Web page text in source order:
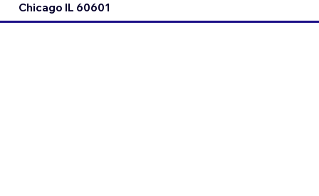
Chicago IL 60601